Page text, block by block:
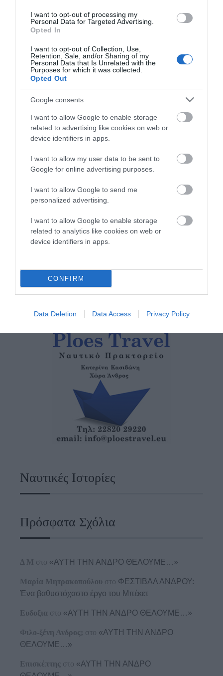
I want to opt-out of processing my
Personal Data for Targeted Advertising.
Opted In
I want to opt-out of Collection, Use,
Retention, Sale, and/or Sharing of my
Personal Data that Is Unrelated with the
Purposes for which it was collected.
Opted Out
Google consents
I want to allow Google to enable storage
related to advertising like cookies on web or
device identifiers in apps.
I want to allow my user data to be sent to
Google for online advertising purposes.
I want to allow Google to send me
personalized advertising.
I want to allow Google to enable storage
related to analytics like cookies on web or
device identifiers in apps.
CONFIRM
Data Deletion Data Access Privacy Policy
ΗΜΕΡΩΝ: Παγοποιείο
Μαντζαβελάκη & Καΐρειος
08/08/2026
βαθυστόχαστο έργο του
Μπέκετ
07/08/2026
ΤΟ ΜΕΓΑΛΥΤΕΡΟ
ΠΑΝΗΓΥΡΙ ΤΗΣ ΑΝΔΡΟΥ:
Του Σωτήρος στην Άρνη!…
ΟΙ «ΕΥΤΥΧΙΣΜΕΝΕΣ
ΜΕΡΕΣ» ΕΙΝΑΙ ΜΠΡΟΣΤΑ:
το λιμάνι της Ραφήνας…
Ναυτικές Ιστορίες
Πρόσφατα Σχόλια
Δ Μ στο «ΑΥΤΗ ΤΗΝ ΑΝΔΡΟ ΘΕΛΟΥΜΕ…»
Μαρία Μητρακοπούλου στο ΦΕΣΤΙΒΑΛ ΑΝΔΡΟΥ:
Ένα βαθυστόχαστο έργο του Μπέκετ
Ευδοξια στο «ΑΥΤΗ ΤΗΝ ΑΝΔΡΟ ΘΕΛΟΥΜΕ…»
Φιλο-ξένη Ανδρος; στο «ΑΥΤΗ ΤΗΝ ΑΝΔΡΟ
ΘΕΛΟΥΜΕ…»
Επισκέπτης στο «ΑΥΤΗ ΤΗΝ ΑΝΔΡΟ